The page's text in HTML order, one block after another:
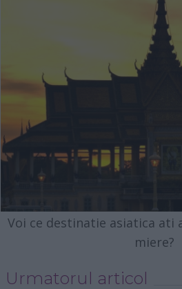
Voi ce destinatie asiatica ati
miere?
Urmatorul articol